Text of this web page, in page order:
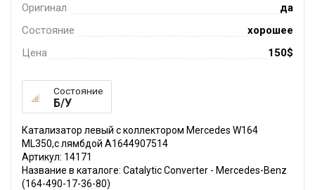
Оригинал
да
Состояние
хорошее
Цена
150$
Состояние
Б/У
Катализатор левый с коллектором Mercedes W164
ML350,с лямбдой A1644907514
Артикул: 14171
Название в каталоге: Catalytic Converter - Mercedes-Benz
(164-490-17-36-80)